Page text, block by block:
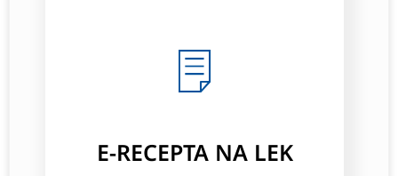
E-RECEPTA NA LEK